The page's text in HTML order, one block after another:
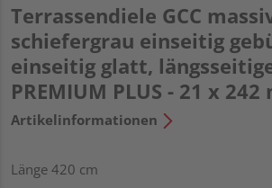
Terrassendiele GCC
schiefergrau einseitig
einseitig glatt,
PREMIUM PLUS - 21 x 242
Artikelinformationen
Länge 420 cm